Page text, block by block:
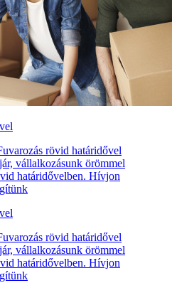
rövid határidővel
vállalkozásunk örömmel
határidővelben. Hívjon
rövid határidővel
vállalkozásunk örömmel
határidővelben. Hívjon